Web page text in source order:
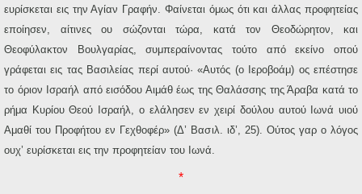
ευρίσκεται εις την Αγίαν Γραφήν. Φαίνεται όμως ότι και άλλας προφητείας
εποίησεν, αίτινες ου σώζονται τώρα, κατά τον Θεοδώρητον, και
Θεοφύλακτον Βουλγαρίας, συμπεραίνοντας τούτο από εκείνο οπού
γράφεται εις τας Βασιλείας περί αυτού· «Αυτός (ο Ιεροβοάμ) ος επέστησε
το όριον Ισραήλ από εισόδου Αιμάθ έως της Θαλάσσης της Άραβα κατά το
ρήμα Κυρίου Θεού Ισραήλ, ο ελάλησεν εν χειρί δούλου αυτού Ιωνά υιού
Αμαθί του Προφήτου εν Γεχθοφέρ» (Δ’ Βασιλ. ιδ’, 25). Ούτος γαρ ο λόγος
ουχ’ ευρίσκεται εις την προφητείαν του Ιωνά.
*